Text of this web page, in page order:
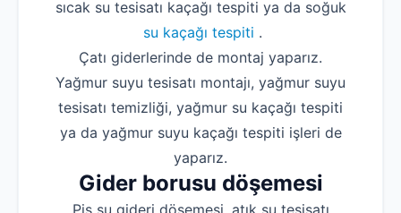
sıcak su tesisatı kaçağı tespiti ya da soğuk
su kaçağı tespiti .
Çatı giderlerinde de montaj yaparız.
Yağmur suyu tesisatı montajı, yağmur suyu
tesisatı temizliği, yağmur su kaçağı tespiti
ya da yağmur suyu kaçağı tespiti işleri de
yaparız.
Gider borusu döşemesi
Pis su gideri döşemesi, atık su tesisatı